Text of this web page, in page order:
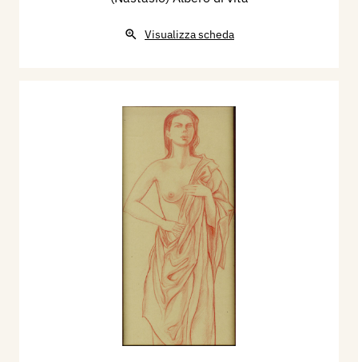
Visualizza scheda